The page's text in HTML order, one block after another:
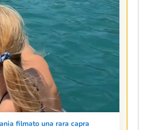
filmato una rara capra